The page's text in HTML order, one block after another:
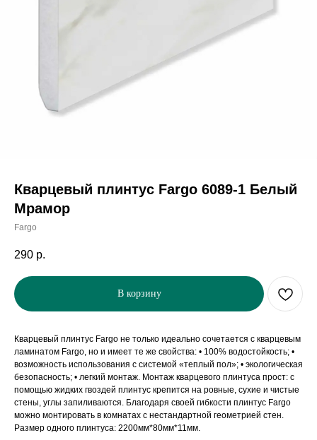
Кварцевый плинтус Fargo 6089-1 Белый
Мрамор
Fargo
290 р.
В корзину
Кварцевый плинтус Fargo не только идеально сочетается с кварцевым
ламинатом Fargo, но и имеет те же свойства: • 100% водостойкость; •
возможность использования с системой «теплый пол»; • экологическая
безопасность; • легкий монтаж. Монтаж кварцевого плинтуса прост: с
помощью жидких гвоздей плинтус крепится на ровные, сухие и чистые
стены, углы запиливаются. Благодаря своей гибкости плинтус Fargo
можно монтировать в комнатах с нестандартной геометрией стен.
Размер одного плинтуса: 2200мм*80мм*11мм.